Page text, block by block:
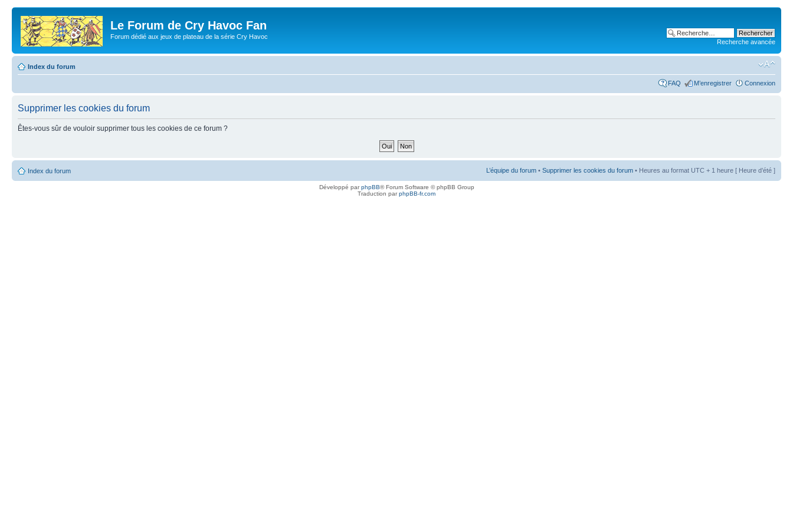
Le Forum de Cry Havoc Fan
Forum dédié aux jeux de plateau de la série Cry Havoc
Recherche avancée
Index du forum
FAQ M’enregistrer Connexion
Supprimer les cookies du forum
Êtes-vous sûr de vouloir supprimer tous les cookies de ce forum ?
Index du forum L’équipe du forum • Supprimer les cookies du forum • Heures au format UTC + 1 heure [ Heure d’été ]
Développé parphpBB® Forum Software © phpBB Group
Traduction parphpBB-fr.com